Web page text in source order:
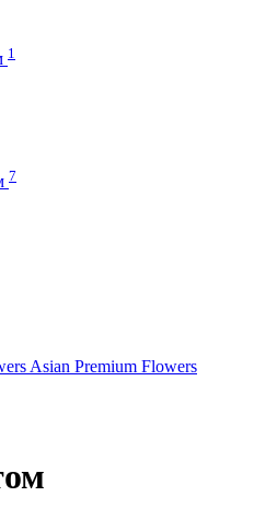
1
7
Asian Premium Flowers